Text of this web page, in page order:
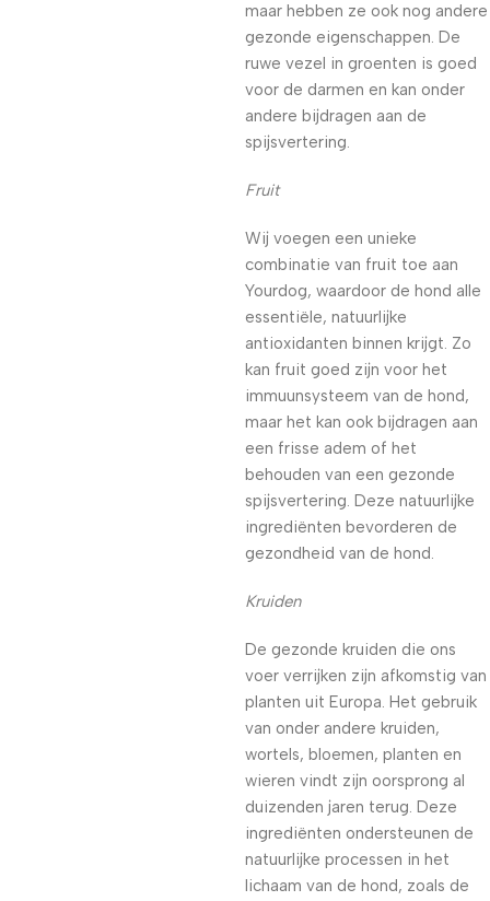
maar hebben ze ook nog andere
gezonde eigenschappen. De
ruwe vezel in groenten is goed
voor de darmen en kan onder
andere bijdragen aan de
spijsvertering.
Fruit
Wij voegen een unieke
combinatie van fruit toe aan
Yourdog, waardoor de hond alle
essentiële, natuurlijke
antioxidanten binnen krijgt. Zo
kan fruit goed zijn voor het
immuunsysteem van de hond,
maar het kan ook bijdragen aan
een frisse adem of het
behouden van een gezonde
spijsvertering. Deze natuurlijke
ingrediënten bevorderen de
gezondheid van de hond.
Kruiden
De gezonde kruiden die ons
voer verrijken zijn afkomstig van
planten uit Europa. Het gebruik
van onder andere kruiden,
wortels, bloemen, planten en
wieren vindt zijn oorsprong al
duizenden jaren terug. Deze
ingrediënten ondersteunen de
natuurlijke processen in het
lichaam van de hond, zoals de